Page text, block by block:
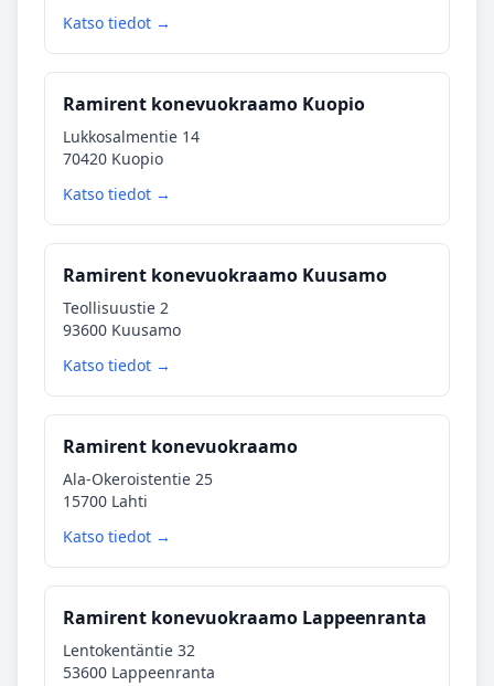
Katso tiedot →
Ramirent konevuokraamo Kuopio
Lukkosalmentie 14
70420 Kuopio
Katso tiedot →
Ramirent konevuokraamo Kuusamo
Teollisuustie 2
93600 Kuusamo
Katso tiedot →
Ramirent konevuokraamo
Ala-Okeroistentie 25
15700 Lahti
Katso tiedot →
Ramirent konevuokraamo Lappeenranta
Lentokentäntie 32
53600 Lappeenranta